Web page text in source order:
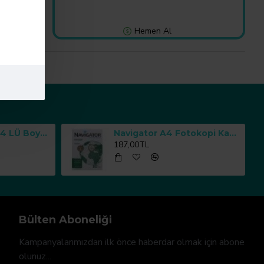
Hemen Al
Sıfır Atık Kutusu 4 LÜ Boyalı Geri Dönüşüm Çöp Kutusu Navigator A4 Fotokopi Kağıdı 80 g/m² 500 Yaprak
187,00TL
Bülten Aboneliği
Kampanyalarımızdan ilk önce haberdar olmak için abone
olunuz...